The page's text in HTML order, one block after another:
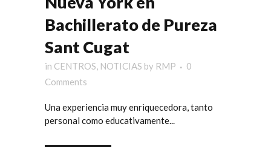
Bachillerato de Pureza
Sant Cugat
in CENTROS, NOTICIAS by RMP
0
Comments
Una experiencia muy enriquecedora, tanto
personal como educativamente...